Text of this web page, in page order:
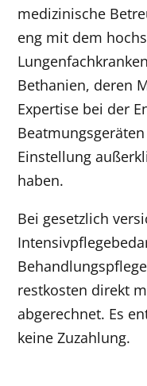
medizinische
eng mit dem
Bethanien, deren
Expertise bei der
Einstellung
haben.
Bei gesetzlich
restkosten direkt
abgerechnet. Es
keine Zuzahlung.